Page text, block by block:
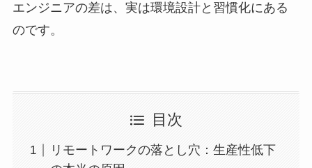
エンジニアの差は、実は環境設計と習慣化にある
のです。
目次
リモートワークの落とし穴：生産性低下